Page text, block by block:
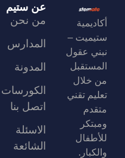
أكاديمية
ستيميت –
نبني عقول
المستقبل
من خلال
تعليم تقني
متقدم
ومبتكر
للأطفال
والكبار.
عن ستيم
من نحن
المدارس
المدونة
الكورسات
اتصل بنا
الاسئلة
الشائعة